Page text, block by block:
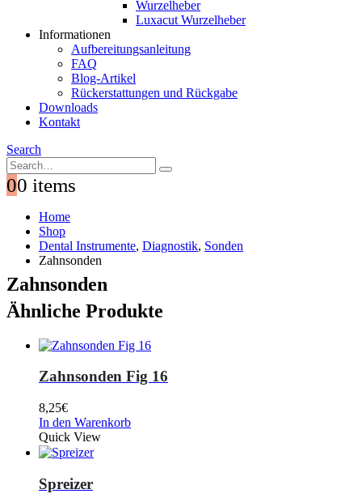
Wurzelheber
Luxacut Wurzelheber
Informationen
Aufbereitungsanleitung
FAQ
Blog-Artikel
Rückerstattungen und Rückgabe
Downloads
Kontakt
Search
00 items
Home
Shop
Dental Instrumente, Diagnostik, Sonden
Zahnsonden
Zahnsonden
Ähnliche Produkte
Zahnsonden Fig 16
8,25€
In den Warenkorb
Quick View
Spreizer